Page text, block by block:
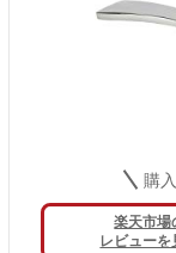
購
楽天市場
レビューを